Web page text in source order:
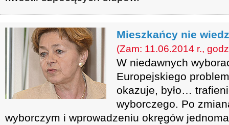
Mieszkańcy nie
(Zam: 11.06.2014 r.,
W niedawnych
Europejskiego
okazuje, było…
wyborczego. Po
wyborczym i wprowadzeniu okręgów